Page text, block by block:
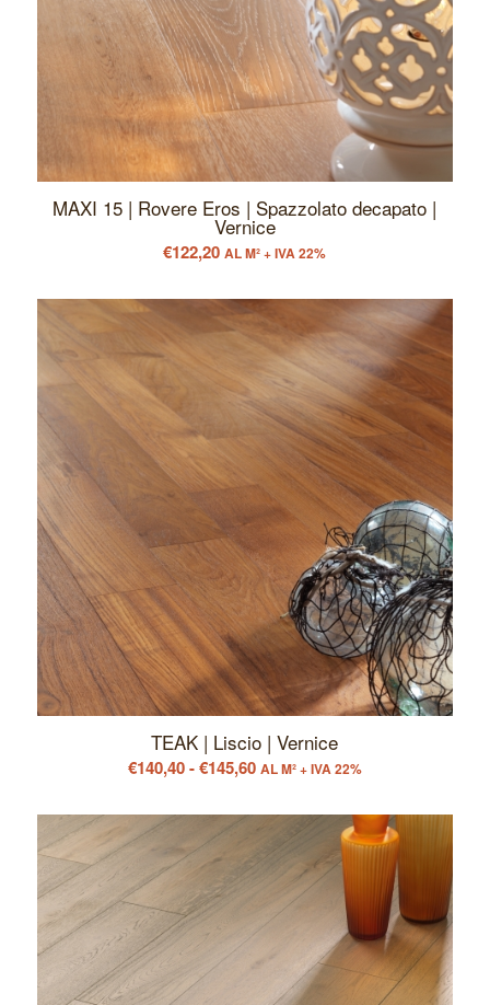
MAXI 15 | Rovere Eros | Spazzolato decapato |
Vernice
€122,20 AL M² + IVA 22%
TEAK | Liscio | Vernice
€140,40-€145,60Fascia
prezzo:
€140,40
€145,60
AL M² + IVA 22%